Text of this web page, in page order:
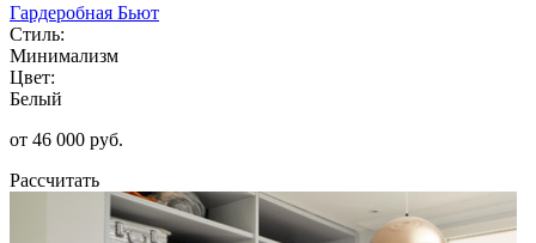
Гардеробная Бьют
Стиль:
Минимализм
Цвет:
Белый
от 46 000 руб.
Рассчитать